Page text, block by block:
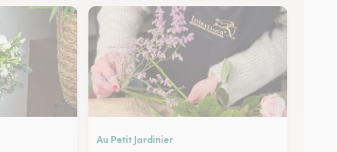
Au Petit Jardinier